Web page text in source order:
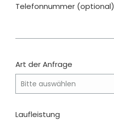
Telefonnummer (optional)
Art der Anfrage
Laufleistung